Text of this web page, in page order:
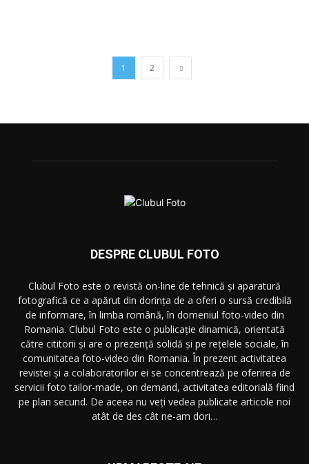
1 2
DESPRE CLUBUL FOTO
Clubul Foto este o revistă on-line de tehnică și aparatură
fotografică ce a apărut din dorința de a oferi o sursă credibilă
de informare, în limba română, în domeniul foto-video din
Romania. Clubul Foto este o publicație dinamică, orientată
către cititorii și are o prezență solidă și pe rețelele sociale, în
comunitatea foto-video din Romania. În prezent activitatea
revistei și a colaboratorilor ei se concentrează pe oferirea de
servicii foto tailor-made, on demand, activitatea editorială fiind
pe plan secund. De aceea nu veți vedea publicate articole noi
atât de des cât ne-am dori…